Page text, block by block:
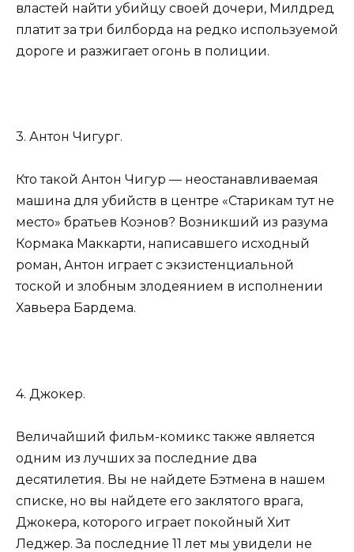
властей найти убийцу своей дочери, Милдред
платит за три билборда на редко используемой
дороге и разжигает огонь в полиции.
3. Антон Чигург.
Кто такой Антон Чигур — неостанавливаемая
машина для убийств в центре «Старикам тут не
место» братьев Коэнов? Возникший из разума
Кормака Маккарти, написавшего исходный
роман, Антон играет с экзистенциальной
тоской и злобным злодеянием в исполнении
Хавьера Бардема.
4. Джокер.
Величайший фильм-комикс также является
одним из лучших за последние два
десятилетия. Вы не найдете Бэтмена в нашем
списке, но вы найдете его заклятого врага,
Джокера, которого играет покойный Хит
Леджер. За последние 11 лет мы увидели не